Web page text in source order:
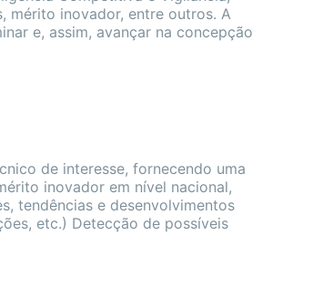
mérito inovador, entre outros. A
e, assim, avançar na concepção
de interesse, fornecendo uma
inovador em nível nacional,
tendências e desenvolvimentos
etc.) Detecção de possíveis